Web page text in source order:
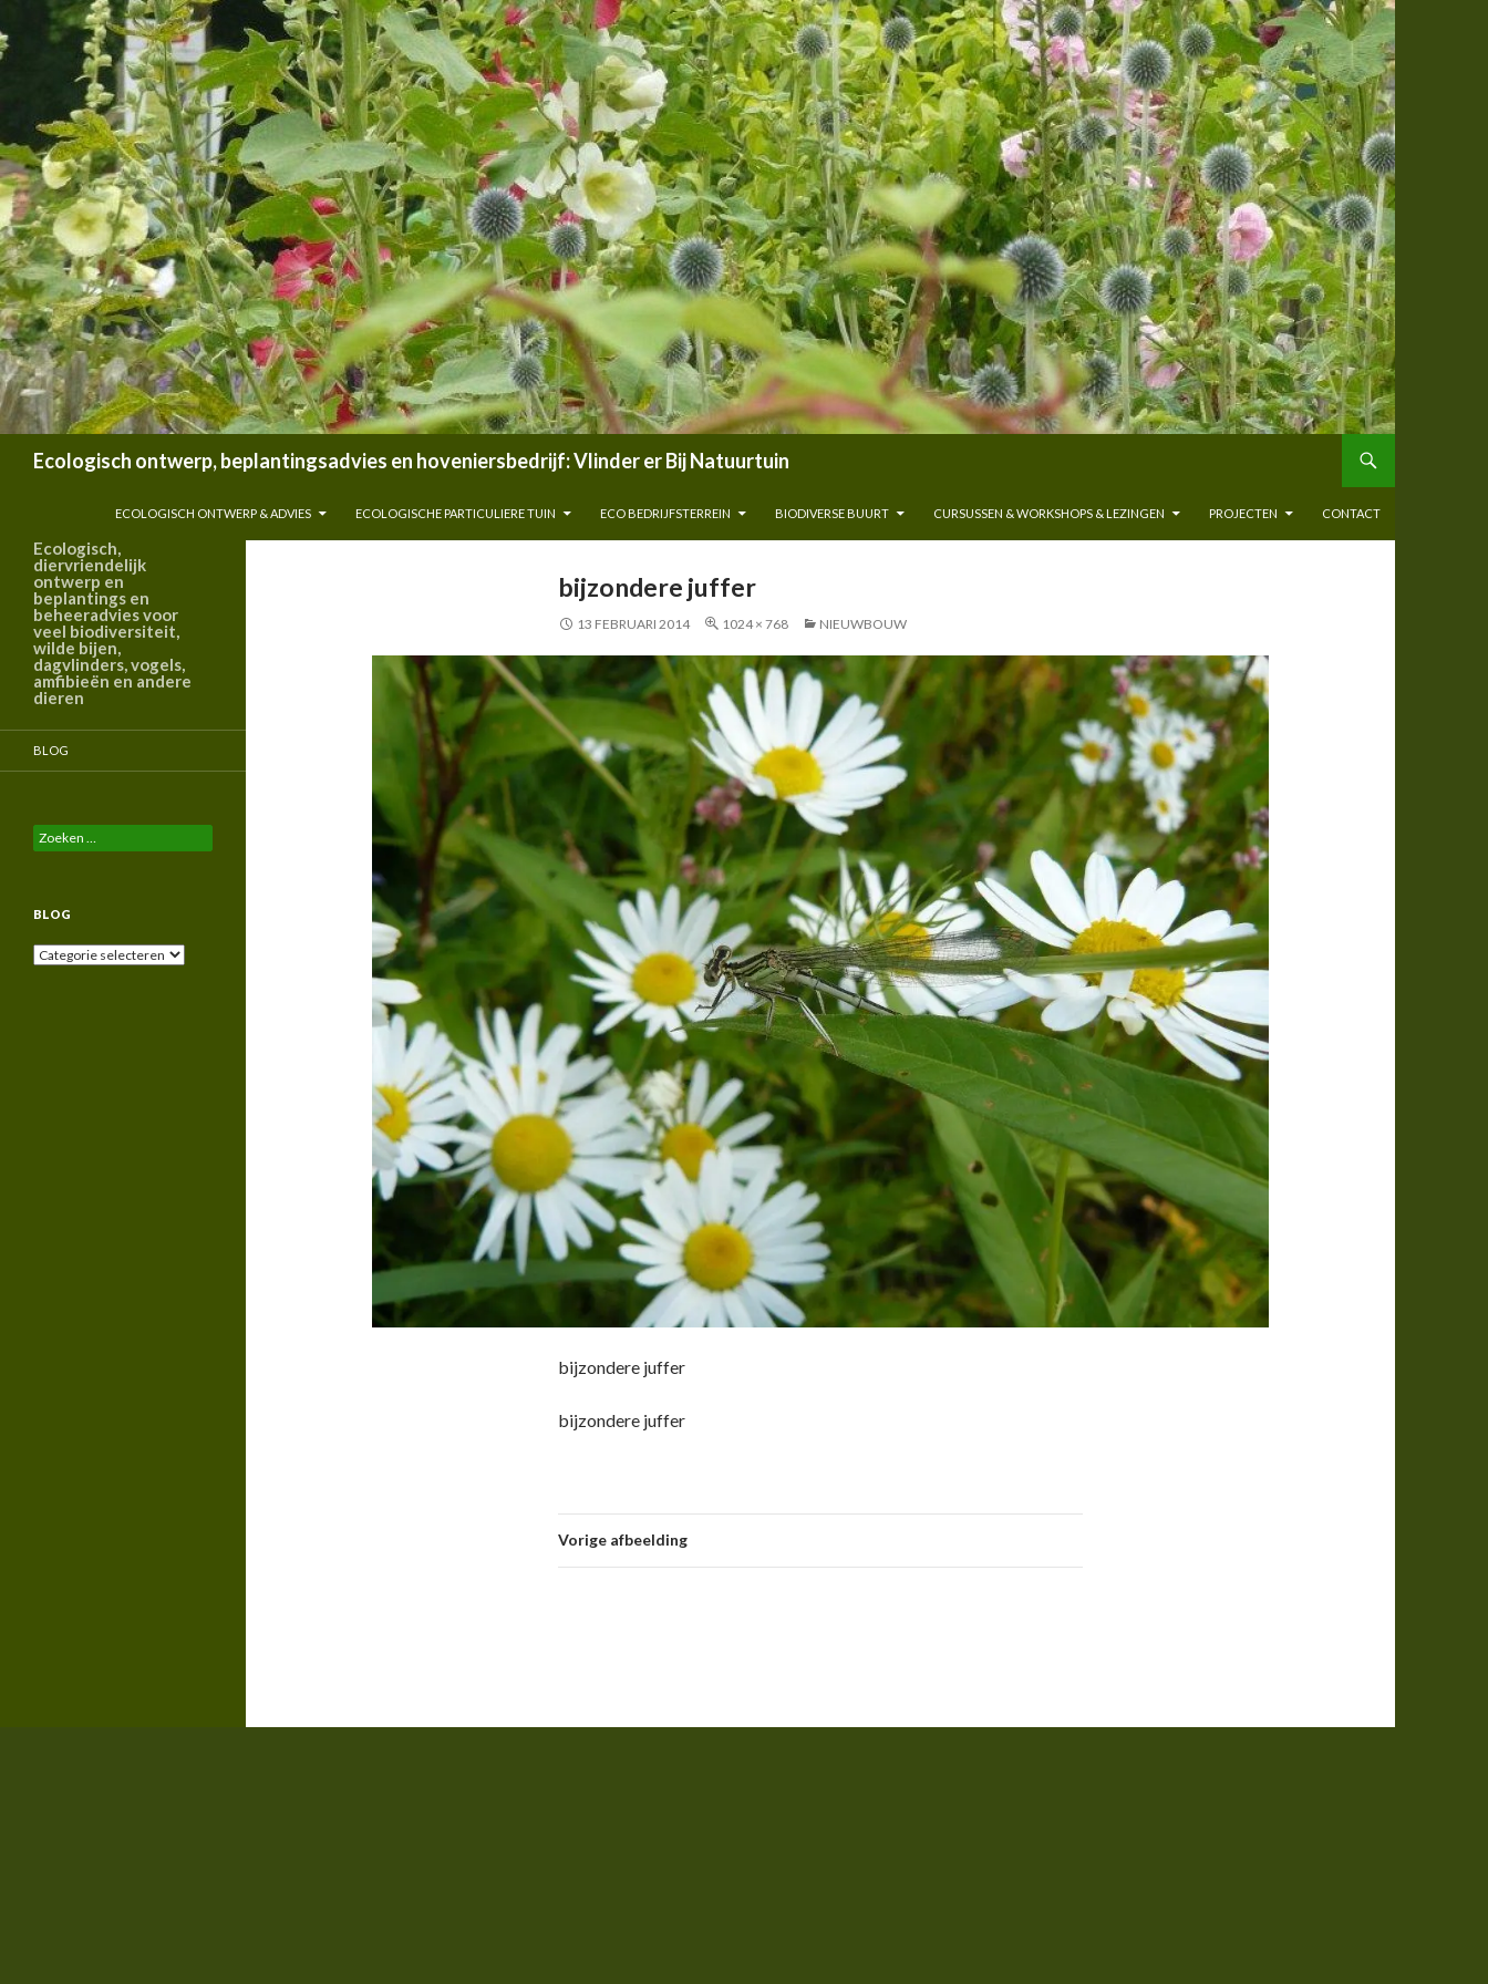
Ecologisch ontwerp, beplantingsadvies en hoveniersbedrijf: Vlinder er Bij Natuurtuin
ECOLOGISCH ONTWERP & ADVIES
ECOLOGISCHE PARTICULIERE TUIN ECO BEDRIJFSTERREIN BIODIVERSE BUURT CURSUSSEN & WORKSHOPS & LEZINGEN PROJECTEN CONTACT
bijzondere juffer
13 FEBRUARI 2014 1024 × 768 NIEUWBOUW
bijzondere juffer
bijzondere juffer
Vorige afbeelding
Ecologisch,
diervriendelijk
ontwerp en
beplantings en
beheeradvies voor
veel biodiversiteit,
wilde bijen,
dagvlinders, vogels,
amfibieën en andere
dieren
BLOG
Zoeken
naar:
BLOG
Blog